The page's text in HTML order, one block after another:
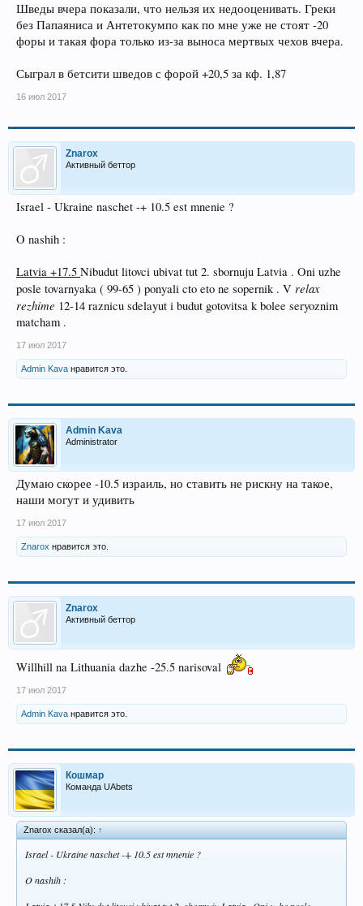
Шведы вчера показали, что нельзя их недооценивать. Греки
без Папаяниса и Антетокумпо как по мне уже не стоят -20
форы и такая фора только из-за выноса мертвых чехов вчера.
Сыграл в бетсити шведов с форой +20,5 за кф. 1,87
16 июл 2017
Znarox
Активный беттор
Israel - Ukraine naschet -+ 10.5 est mnenie ?
O nashih :
Latvia +17.5 Nibudut litovci ubivat tut 2. sbornuju Latvia . Oni uzhe
posle tovarnyaka ( 99-65 ) ponyali cto eto ne sopernik . V relax
rezhime 12-14 raznicu sdelayut i budut gotovitsa k bolee seryoznim
matcham .
17 июл 2017
Admin Kava нравится это.
Admin Kava
Administrator
Думаю скорее -10.5 израиль, но ставить не рискну на такое,
наши могут и удивить
17 июл 2017
Znarox нравится это.
Znarox
Активный беттор
Willhill na Lithuania dazhe -25.5 narisoval
17 июл 2017
Admin Kava нравится это.
Кошмар
Команда UAbets
Znarox сказал(а): ↑
Israel - Ukraine naschet -+ 10.5 est mnenie ?
O nashih :